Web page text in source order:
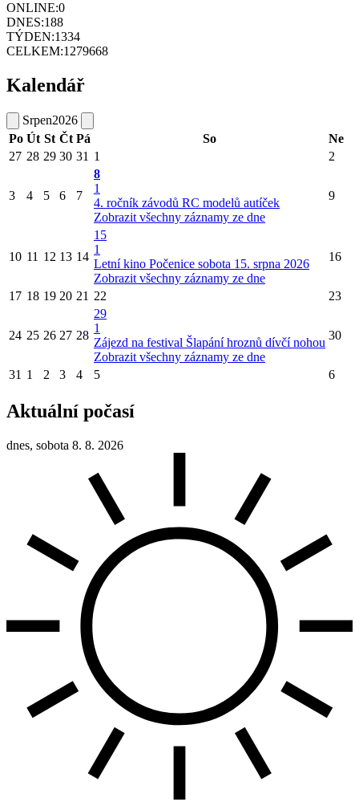
ONLINE:0
DNES:188
TÝDEN:1334
CELKEM:1279668
Kalendář
Srpen2026
Po Út St Čt Pá So
Ne
27 28 29 30 31 1 2
3 4 5 6 7
8
1
4. ročník závodů RC modelů autíček
Zobrazit všechny záznamy ze dne
9
10 11 12 13 14
15
1
Letní kino Počenice sobota 15. srpna 2026
Zobrazit všechny záznamy ze dne
16
17 18 19 20 21 22 23
24 25 26 27 28
29
1
Zájezd na festival Šlapání hroznů dívčí nohou
Zobrazit všechny záznamy ze dne
30
31 1 2 3 4 5 6
Aktuální počasí
dnes, sobota 8. 8. 2026